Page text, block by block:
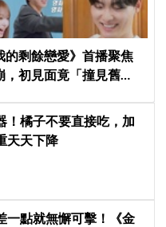
的剩餘戀愛》首播聚焦
，初見面竟「撞見舊
！橘子不要直接吃，加
天天下降
一點就無懈可擊！《金